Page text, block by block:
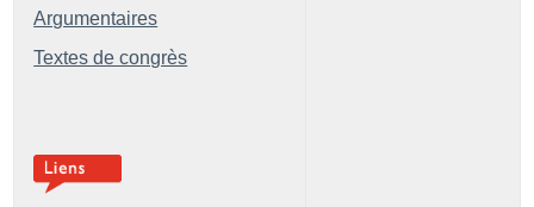
Argumentaires
Textes de congrès